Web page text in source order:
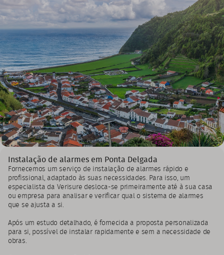
Instalação de alarmes em Ponta Delgada
Fornecemos um serviço de instalação de alarmes rápido e
profissional, adaptado às suas necessidades. Para isso, um
especialista da Verisure desloca-se primeiramente até à sua casa
ou empresa para analisar e verificar qual o sistema de alarmes
que se ajusta a si.
Após um estudo detalhado, é fornecida a proposta personalizada
para si, possível de instalar rapidamente e sem a necessidade de
obras.